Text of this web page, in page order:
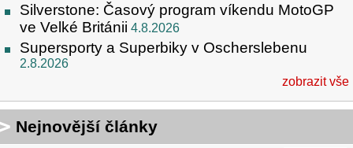
Silverstone: Časový program víkendu MotoGP
ve Velké Británii 4.8.2026
Supersporty a Superbiky v Oscherslebenu
2.8.2026
zobrazit vše
Nejnovější články